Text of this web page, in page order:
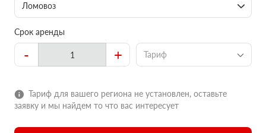
Ломовоз
Срок аренды
- + Тариф
Тариф для вашего региона не установлен, оставьте
заявку и мы найдем то что вас интересует